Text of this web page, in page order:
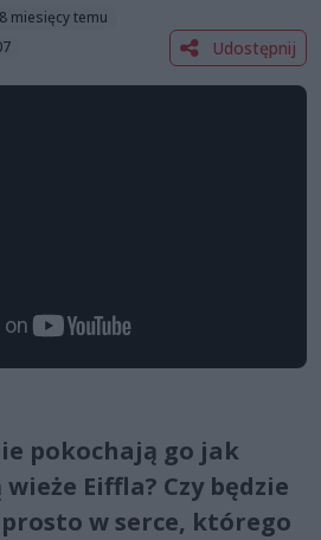
8 miesięcy temu
Udostępnij
pokochają go jak
Eiffla? Czy będzie
w serce, którego